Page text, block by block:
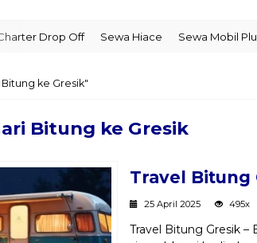
Drop Off Sewa Hiace Sewa Mobil Plus
ke Gresik"
Bitung ke Gresik
Travel Bitung
25 April 2025 495x
Travel Bitung Gresik –